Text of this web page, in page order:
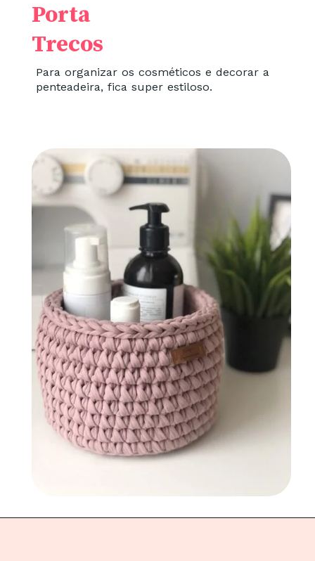
Para organizar os cosméticos e decorar a
penteadeira, fica super estiloso.
Porta
Trecos